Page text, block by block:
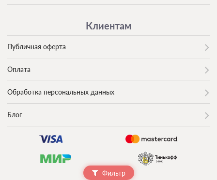
Фильтр
Клиентам
Публичная оферта
Оплата
Обработка персональных данных
Блог